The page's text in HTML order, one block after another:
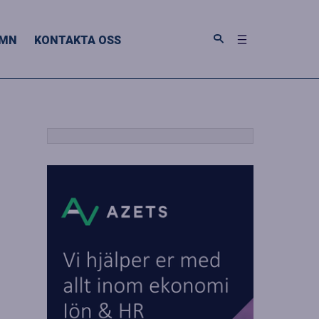
KONTAKTA OSS